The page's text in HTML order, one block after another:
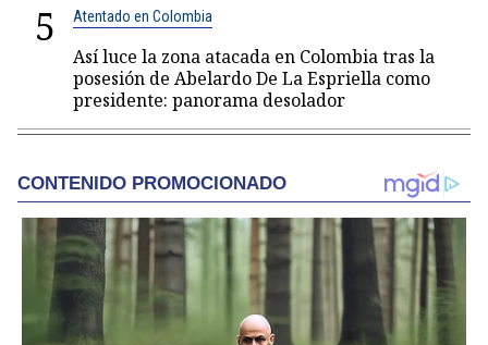
5 Atentado en Colombia
Así luce la zona atacada en Colombia tras la
posesión de Abelardo De La Espriella como
presidente: panorama desolador